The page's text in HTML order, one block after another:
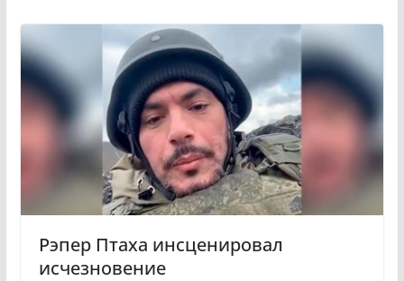
Рэпер Птаха инсценировал
исчезновение